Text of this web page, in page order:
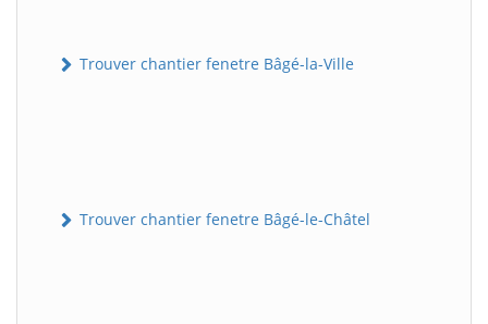
Trouver chantier fenetre Bâgé-la-Ville
Trouver chantier fenetre Bâgé-le-Châtel